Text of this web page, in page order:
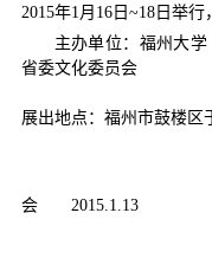
2015年1月16日~18日举
主办单位：福州大
省委文化委员会
展出地点：福州市鼓楼区
会 2015.1.13